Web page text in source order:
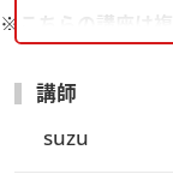
※こちらの講座は
ります。
＊＊＊＊＊＊＊＊
【参加費について】
・別途教材費(送料
講師
suzu